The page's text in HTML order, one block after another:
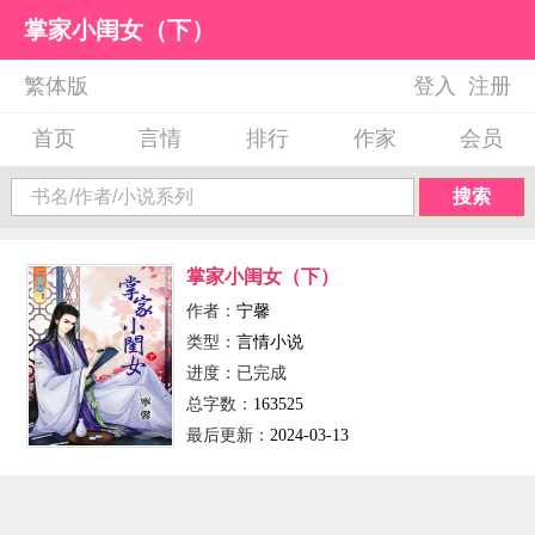
掌家小闺女（下）
繁体版 登入 注册
首页 言情 排行 作家 会员
搜索
掌家小闺女（下）
作者：宁馨
类型：言情小说
进度： 已完成
总字数： 163525
最后更新：2024-03-13